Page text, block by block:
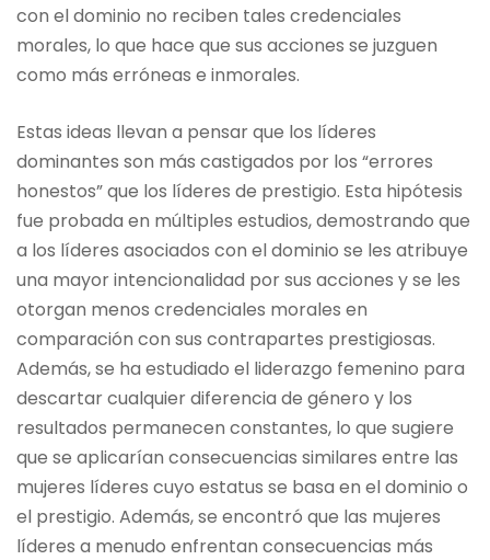
con el dominio no reciben tales credenciales
morales, lo que hace que sus acciones se juzguen
como más erróneas e inmorales.
Estas ideas llevan a pensar que los líderes
dominantes son más castigados por los “errores
honestos” que los líderes de prestigio. Esta hipótesis
fue probada en múltiples estudios, demostrando que
a los líderes asociados con el dominio se les atribuye
una mayor intencionalidad por sus acciones y se les
otorgan menos credenciales morales en
comparación con sus contrapartes prestigiosas.
Además, se ha estudiado el liderazgo femenino para
descartar cualquier diferencia de género y los
resultados permanecen constantes, lo que sugiere
que se aplicarían consecuencias similares entre las
mujeres líderes cuyo estatus se basa en el dominio o
el prestigio. Además, se encontró que las mujeres
líderes a menudo enfrentan consecuencias más